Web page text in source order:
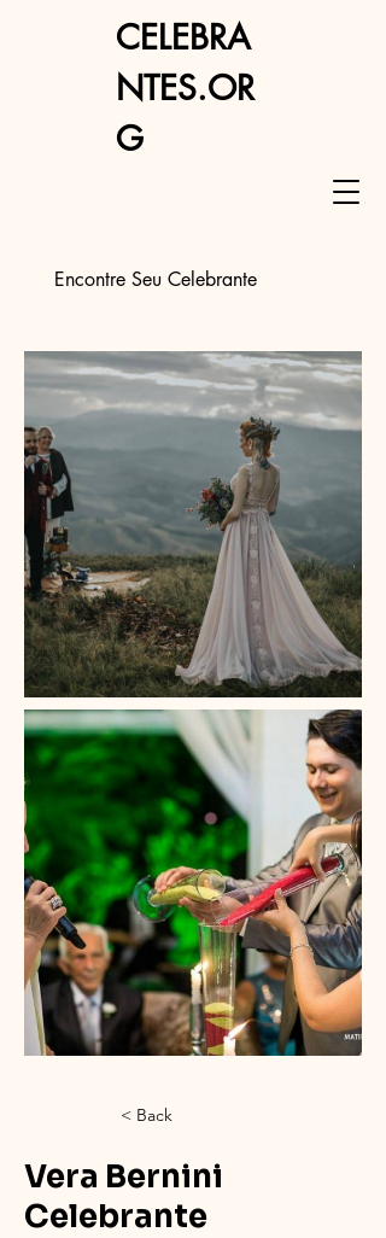
Encontre Seu Celebrante
CELEBRA
NTES.OR
G
< Back
Vera Bernini
Celebrante